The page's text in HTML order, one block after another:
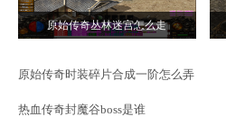
原始传奇丛林迷宫怎么走
原始传奇时装碎片合成一阶怎么弄
热血传奇封魔谷boss是谁